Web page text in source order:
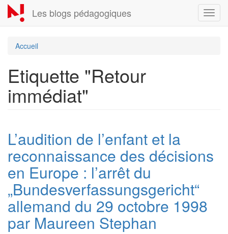
Aller
au
contenu
Les blogs pédagogiques
Accueil
Etiquette "Retour
immédiat"
L’audition de l’enfant et la
reconnaissance des décisions
en Europe : l’arrêt du
„Bundesverfassungsgericht“
allemand du 29 octobre 1998
par Maureen Stephan